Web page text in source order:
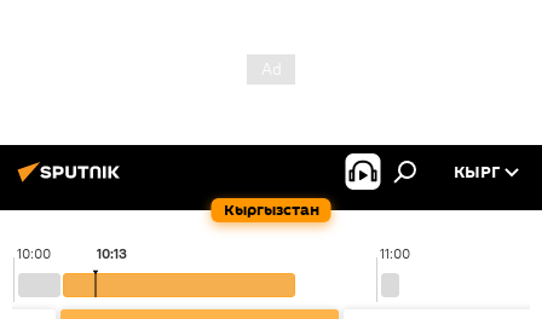
Кыргызстан
КЫРГ
10:00 11:00
10:13